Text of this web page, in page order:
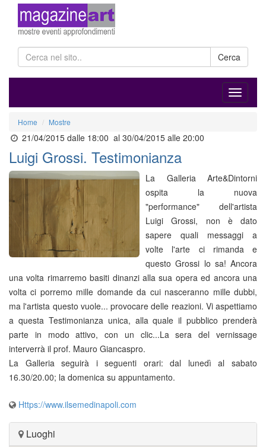
Cerca
Home Mostre
21/04/2015 dalle 18:00 al 30/04/2015 alle 20:00
Luigi Grossi. Testimonianza
La Galleria Arte&Dintorni
ospita la nuova
"performance" dell'artista
Luigi Grossi, non è dato
sapere quali messaggi a
volte l'arte ci rimanda e
questo Grossi lo sa! Ancora
una volta rimarremo basiti dinanzi alla sua opera ed ancora una
volta ci porremo mille domande da cui nasceranno mille dubbi,
ma l'artista questo vuole... provocare delle reazioni. Vi aspettiamo
a questa Testimonianza unica, alla quale il pubblico prenderà
parte in modo attivo, con un clic...La sera del vernissage
interverrà il prof. Mauro Giancaspro.
La Galleria seguirà i seguenti orari: dal lunedì al sabato
16.30/20.00; la domenica su appuntamento.
Https://www.ilsemedinapoli.com
Luoghi